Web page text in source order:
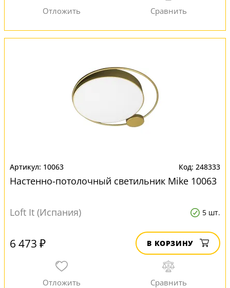
10063 248333
Настенно-потолочный светильник Mike 10063
Loft It (Испания) 5 шт.
6 473 ₽ В КОРЗИНУ